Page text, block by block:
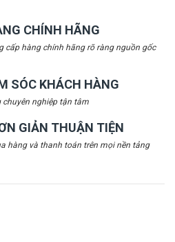
CHÍNH HÃNG
cấp hàng chính hãng rõ ràng nguồn gốc
SÓC KHÁCH HÀNG
chuyên nghiệp tận tâm
GIẢN THUẬN TIỆN
hàng và thanh toán trên mọi nền tảng